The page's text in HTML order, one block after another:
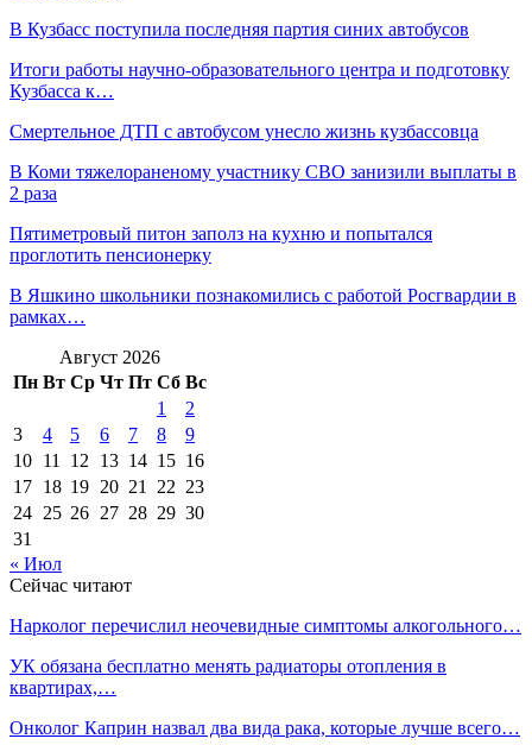
В Кузбасс поступила последняя партия синих автобусов
Итоги работы научно-образовательного центра и подготовку
Кузбасса к…
Смертельное ДТП с автобусом унесло жизнь кузбассовца
В Коми тяжелораненому участнику СВО занизили выплаты в
2 раза
Пятиметровый питон заполз на кухню и попытался
проглотить пенсионерку
В Яшкино школьники познакомились с работой Росгвардии в
рамках…
Август 2026
Пн Вт Ср Чт Пт Сб Вс
1
2
3
4 5 6 7 8
9
10 11 12 13 14 15 16
17 18 19 20 21 22 23
24 25 26 27 28 29 30
31
« Июл
Сейчас читают
Нарколог перечислил неочевидные симптомы алкогольного…
УК обязана бесплатно менять радиаторы отопления в
квартирах,…
Онколог Каприн назвал два вида рака, которые лучше всего…